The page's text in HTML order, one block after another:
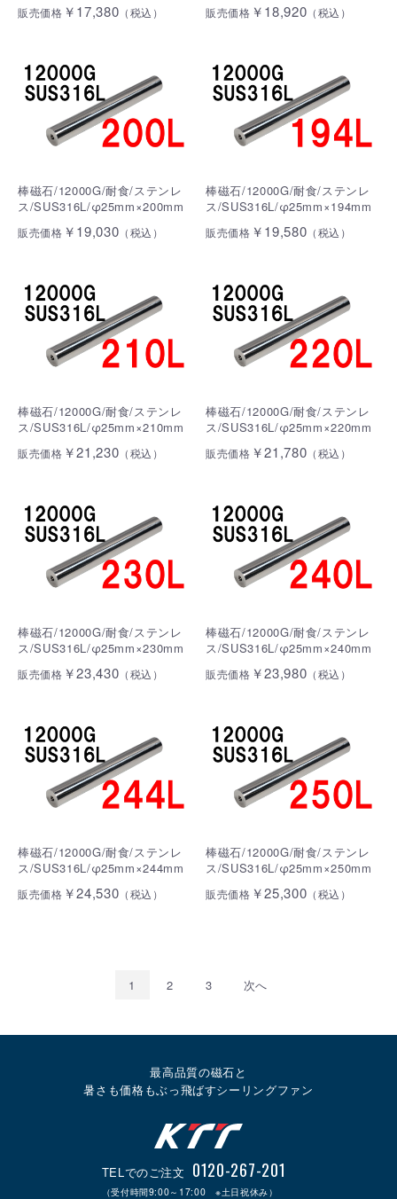
販売価格 ￥17,380 （税込） 販売価格 ￥18,920 （税込）
棒磁石/12000G/耐食/ステンレ
ス/SUS316L/φ25mm×200mm
販売価格 ￥19,030 （税込）
棒磁石/12000G/耐食/ステンレ
ス/SUS316L/φ25mm×194mm
販売価格 ￥19,580 （税込）
棒磁石/12000G/耐食/ステンレ
ス/SUS316L/φ25mm×210mm
販売価格 ￥21,230 （税込）
棒磁石/12000G/耐食/ステンレ
ス/SUS316L/φ25mm×220mm
販売価格 ￥21,780 （税込）
棒磁石/12000G/耐食/ステンレ
ス/SUS316L/φ25mm×230mm
販売価格 ￥23,430 （税込）
棒磁石/12000G/耐食/ステンレ
ス/SUS316L/φ25mm×240mm
販売価格 ￥23,980 （税込）
棒磁石/12000G/耐食/ステンレ
ス/SUS316L/φ25mm×244mm
販売価格 ￥24,530 （税込）
棒磁石/12000G/耐食/ステンレ
ス/SUS316L/φ25mm×250mm
販売価格 ￥25,300 （税込）
1 2 3 次へ
最高品質の磁石と
暑さも価格もぶっ飛ばすシーリングファン
TELでのご注文 0120-267-201
（受付時間9:00～17:00 ※土日祝休み）